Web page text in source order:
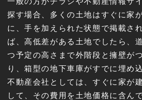
探す場合、多くの土地はすぐに家
に、手を加えられた状態で掲載さ
ば、高低差がある土地でしたら、
つ予定の高さまで外階段と擁壁が
り、箱型の地下車庫がすでに埋め
不動産会社としては、すぐに家が
して、その費用を土地価格に含ん